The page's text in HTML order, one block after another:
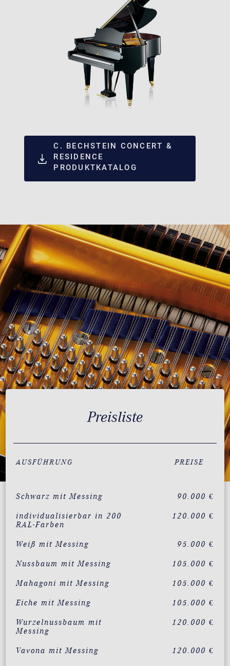
C. BECHSTEIN CONCERT &
RESIDENCE
PRODUKTKATALOG
Preisliste
AUSFÜHRUNG PREISE
Schwarz mit Messing 90.000 €
individualisierbar in 200
RAL-Farben
120.000 €
Weiß mit Messing 95.000 €
Nussbaum mit Messing 105.000 €
Mahagoni mit Messing 105.000 €
Eiche mit Messing 105.000 €
Wurzelnussbaum mit
Messing
120.000 €
Vavona mit Messing 120.000 €